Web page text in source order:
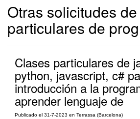
Otras solicitudes
particulares de
Clases particulares de
python, javascript, c#
introducción a la
aprender lenguaje de
Publicado el 31-7-2023 en Terrassa (Barcelona)